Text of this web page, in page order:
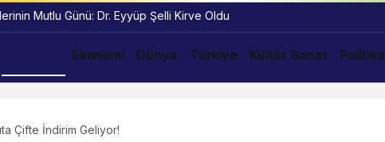
Mutlu Günü: Dr. Eyyüp Şelli Kirve Oldu
Ekonomi Dünya Türkiye Kültür Sanat Politika
Çifte İndirim Geliyor!